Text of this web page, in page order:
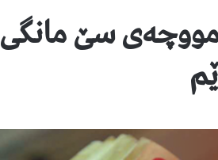
مووچەی سێ مانگی